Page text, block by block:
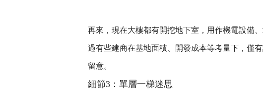
再來，現在大樓都有開挖地下室，用作機電設備
過有些建商在基地面積、開發成本等考量下，僅
留意。
細節3：單層一梯迷思